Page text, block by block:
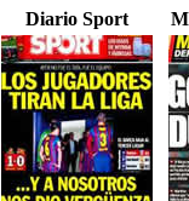
Diario Sport